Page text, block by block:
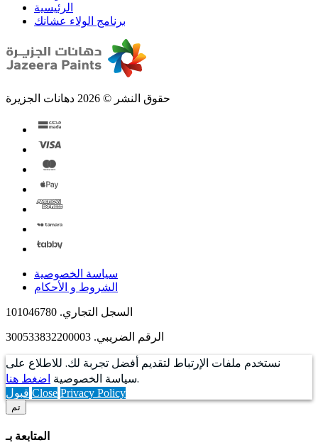
الرئيسية
برنامج الولاء عشانك
حقوق النشر © 2026 دهانات الجزيرة
سياسة الخصوصية
الشروط و الأحكام
السجل التجاري. 101046780
الرقم الضريبي. 300533832200003
نستخدم ملفات الإرتباط لتقديم أفضل تجربة لك. للاطلاع على
سياسة الخصوصية اضغط هنا .
قبول Close Privacy Policy
تم
المتابعة بـ